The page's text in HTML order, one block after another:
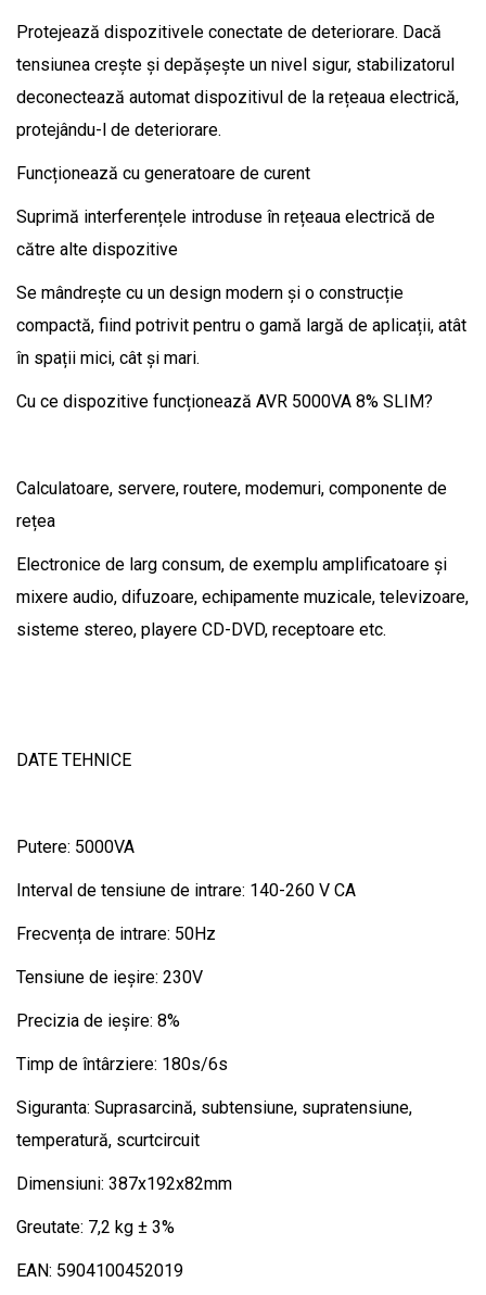
Protejează dispozitivele conectate de deteriorare. Dacă
tensiunea crește și depășește un nivel sigur, stabilizatorul
deconectează automat dispozitivul de la rețeaua electrică,
protejându-l de deteriorare.
Funcționează cu generatoare de curent
Suprimă interferențele introduse în rețeaua electrică de
către alte dispozitive
Se mândrește cu un design modern și o construcție
compactă, fiind potrivit pentru o gamă largă de aplicații, atât
în ​​spații mici, cât și mari.
Cu ce ​​dispozitive funcționează AVR 5000VA 8% SLIM?
Calculatoare, servere, routere, modemuri, componente de
rețea
Electronice de larg consum, de exemplu amplificatoare și
mixere audio, difuzoare, echipamente muzicale, televizoare,
sisteme stereo, playere CD-DVD, receptoare etc.
DATE TEHNICE
Putere: 5000VA
Interval de tensiune de intrare: 140-260 V CA
Frecvența de intrare: 50Hz
Tensiune de ieșire: 230V
Precizia de ieșire: 8%
Timp de întârziere: 180s/6s
Siguranta: Suprasarcină, subtensiune, supratensiune,
temperatură, scurtcircuit
Dimensiuni: 387x192x82mm
Greutate: 7,2 kg ± 3%
EAN: 5904100452019